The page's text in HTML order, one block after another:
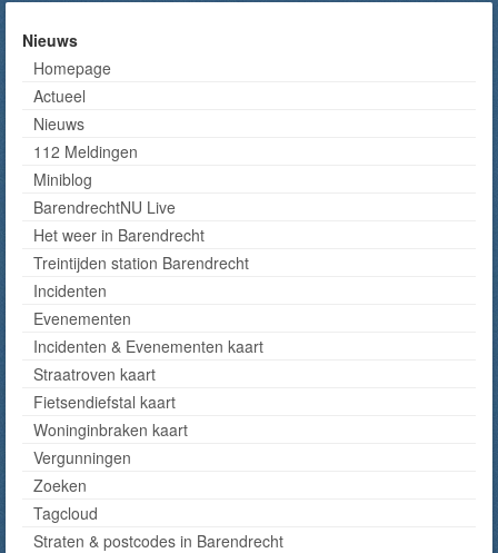
Nieuws
Homepage
Actueel
Nieuws
112 Meldingen
Miniblog
BarendrechtNU Live
Het weer in Barendrecht
Treintijden station Barendrecht
Incidenten
Evenementen
Incidenten & Evenementen kaart
Straatroven kaart
Fietsendiefstal kaart
Woninginbraken kaart
Vergunningen
Zoeken
Tagcloud
Straten & postcodes in Barendrecht